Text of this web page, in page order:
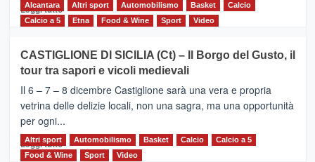
Leggi tutto Leggi
MOIO
ALCANTARA
–
Vivicittà,
alla
scoperta
del
territorio,
Alcantara Altri sport Automobilismo Basket
Calcio
Calcio a 5
Etna Food & Wine Sport Video
CASTIGLIONE DI SICILIA (Ct) – Il Borgo del Gusto, il
tour tra sapori e vicoli medievali
Il 6 – 7 – 8 dicembre Castiglione sarà una vera e propria
vetrina delle delizie locali, non una sagra, ma una opportunità
per ogni...
Leggi tuttoLeggi
di
Altri sport Automobilismo Basket Calcio
Calcio a 5
Food & Wine
Sport Video